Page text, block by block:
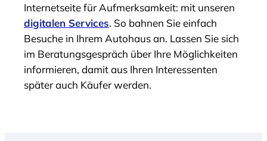
Internetseite für Aufmerksamkeit: mit unseren
digitalen Services. So bahnen Sie einfach
Besuche in Ihrem Autohaus an. Lassen Sie sich
im Beratungsgespräch über Ihre Möglichkeiten
informieren, damit aus Ihren Interessenten
später auch Käufer werden.